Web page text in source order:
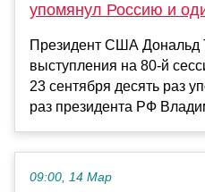
упомянул Россию и
Президент США Дональд
выступления на 80-й
23 сентября десять раз
раз президента РФ
09:00, 14 Мар